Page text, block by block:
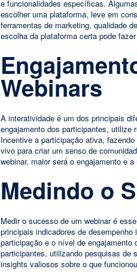
e funcionalidades específicas.
escolher uma plataforma, leve em
ferramentas de marketing, qualidade
escolha da plataforma certa pode
Webinars
A interatividade é um dos principais
engajamento dos participantes,
Incentive a participação ativa,
vivo para criar um senso de
webinar, maior será o engajamento e
Medindo o
Medir o sucesso de um webinar é
principais indicadores de
participação e o nível de
participantes, utilizando pesquisas de
insights valiosos sobre o que